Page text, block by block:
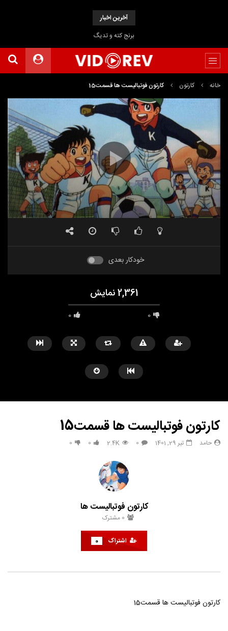
آخرین اخبار
برنج کته و تدیگ
خانه کارتون کارتون فوتبالیست ها قسمت15
00:00
20:27
خودکار بعدی
2,361 نمایش
0 0
کارتون فوتبالیست ها قسمت15
حامد تیر 29, 1401 0
2.4K
0
0
کارتون فوتبالیست ها
0 مشترک
اشتراک 0
کارتون فوتبالیست ها قسمت15